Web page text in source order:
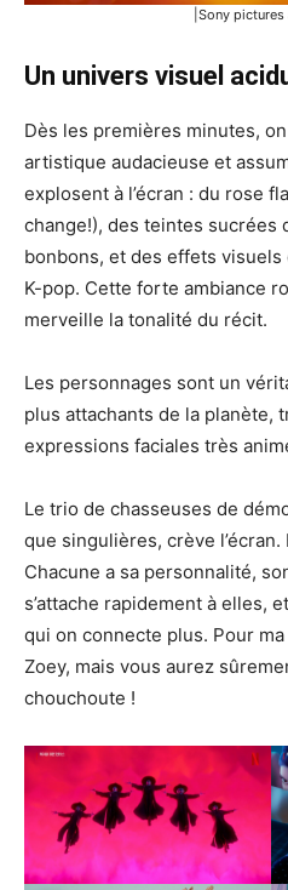
|Sony
Un univers visuel
Dès les premières minutes,
artistique audacieuse et
explosent à l’écran : du rose
change!), des teintes sucrées
bonbons, et des effets
K-pop. Cette forte ambiance
merveille la tonalité du récit.
Les personnages sont un
plus attachants de la planète,
expressions faciales très
Le trio de chasseuses de
que singulières, crève
Chacune a sa personnalité,
s’attache rapidement à elles,
qui on connecte plus. Pour
Zoey, mais vous aurez
chouchoute !